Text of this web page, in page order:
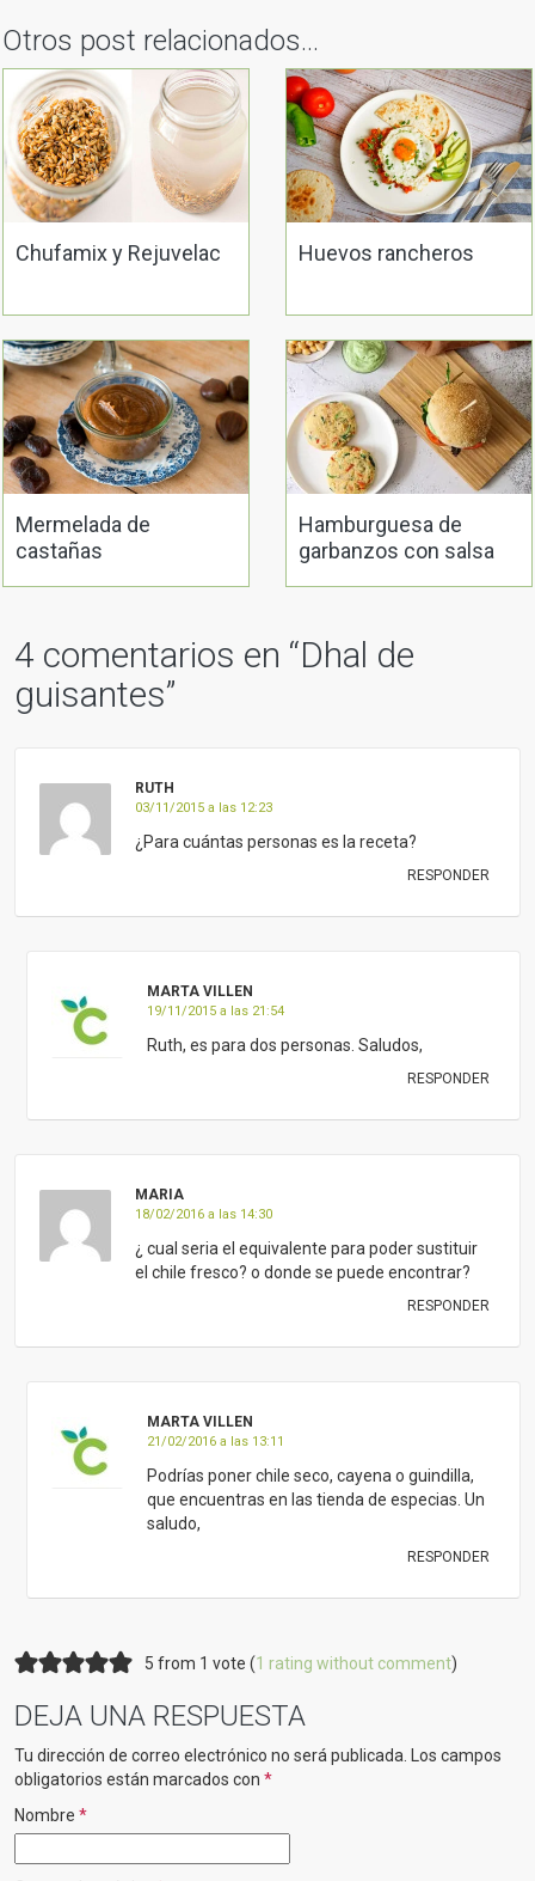
Otros post relacionados...
Chufamix y Rejuvelac Huevos rancheros
Mermelada de
castañas
Hamburguesa de
garbanzos con salsa
4 comentarios en “Dhal de
guisantes”
RUTH
03/11/2015 a las 12:23
¿Para cuántas personas es la receta?
RESPONDER
MARTA VILLEN
19/11/2015 a las 21:54
Ruth, es para dos personas. Saludos,
RESPONDER
MARIA
18/02/2016 a las 14:30
¿ cual seria el equivalente para poder sustituir
el chile fresco? o donde se puede encontrar?
RESPONDER
MARTA VILLEN
21/02/2016 a las 13:11
Podrías poner chile seco, cayena o guindilla,
que encuentras en las tienda de especias. Un
saludo,
RESPONDER
5 from 1 vote (1 rating without comment)
DEJA UNA RESPUESTA
Tu dirección de correo electrónico no será publicada.
Los campos
obligatorios están marcados con *
Nombre *